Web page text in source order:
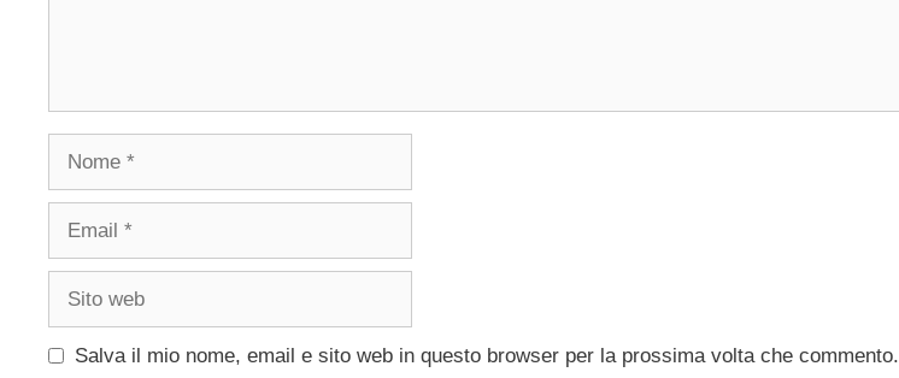
Nome
Email
Sito
Salva il mio nome, email e sito web in questo browser per la prossima volta che commento.